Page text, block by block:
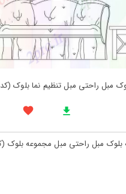
مبل راحتی مبل تنظیم نما بلوک (کد48694)